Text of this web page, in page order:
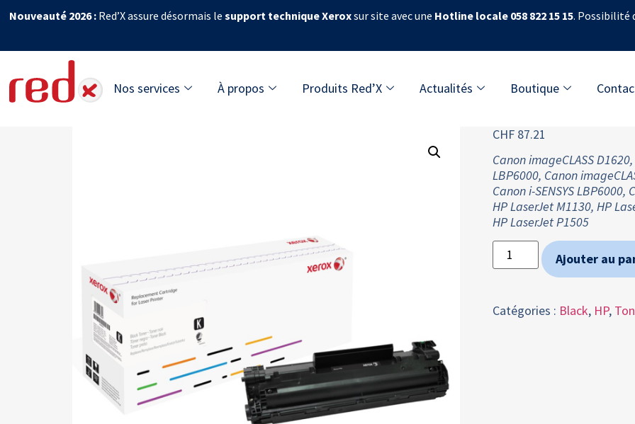
Nouveauté 2026 : Red’X assure désormais lesupport technique Xeroxsur site avec une Hotline locale 058 822 15 15. Possibilité
Nos services À propos Produits Red’X Actualités Boutique
CHF87.21
Canon imageCLASS
LBP6000, Canon
Canon i-SENSYS LBP6000,
HP LaserJet M1130, HP
HP LaserJet P1505
Ajouter au
Catégories : Black, HP,